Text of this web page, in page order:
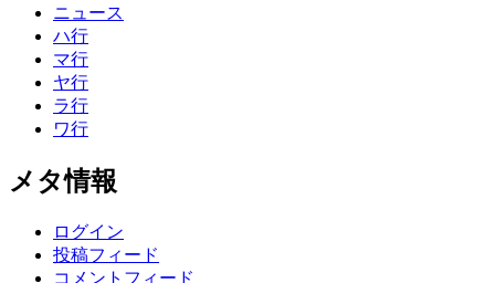
ニュース
ハ行
マ行
ヤ行
ラ行
ワ行
メタ情報
ログイン
投稿フィード
コメントフィード